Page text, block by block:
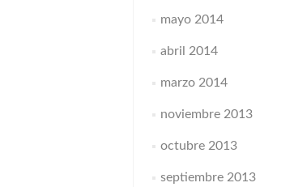
mayo 2014
abril 2014
marzo 2014
noviembre 2013
octubre 2013
septiembre 2013